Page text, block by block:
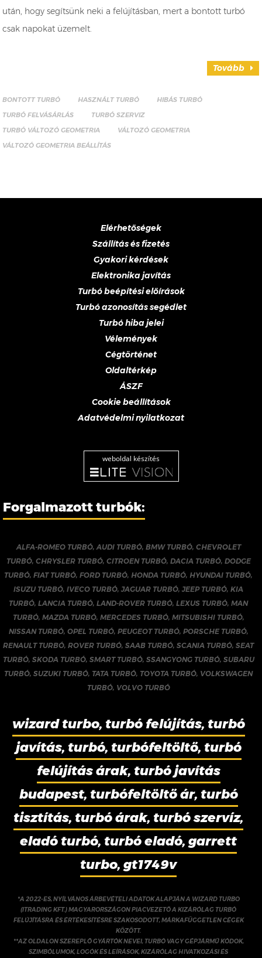
után, hogy segítsünk neki a felújításban, mert a bontott turbó
csak napokat üzemelt.
Tovább
BONTOTT TURBÓ HASZNÁLT TURBÓ
HIBÁS TURBÓ
TURBÓ FELVÁSÁRLÁS
TURBÓ SZERVIZ
TURBÓ VÁLTOZÓ GEOMETRIA
VÁLTOZÓ GEOMETRIA
VÁLTOZÓ GEOMETRIA BEÁLLÍTÁS
Elérhetőségek
Szállítás és fizetés
Gyakori kérdések
Elektronika javítás
Turbó beépítési előírások
Turbó azonosítás segédlet
Turbó hiba jelei
Vélemények
Cégtörténet
Oldaltérkép
ÁSZF
Cookie beállítások
Adatvédelmi nyilatkozat
weboldal készítés
Forgalmazott turbók:
ALFA-ROMEO TURBÓ,AUDI TURBÓ, BMW TURBÓ, CHEVROLET
TURBÓ, CHRYSLER TURBÓ, CITROEN TURBÓ, DACIA TURBÓ, DODGE
TURBÓ,FIAT TURBÓ,FORD TURBÓ, HONDA TURBÓ, HYUNDAI TURBÓ,
ISUZU TURBÓ,IVECO TURBÓ,JAGUAR TURBÓ,JEEP TURBÓ,KIA
TURBÓ,LANCIA TURBÓ,LAND-ROVER TURBÓ,LEXUS TURBÓ,MAN
TURBÓ, MAZDA TURBÓ, MERCEDES TURBÓ, MITSUBISHI TURBÓ,
NISSAN TURBÓ, OPEL TURBÓ, PEUGEOT TURBÓ, PORSCHE TURBÓ,
RENAULT TURBÓ,ROVER TURBÓ,SAAB TURBÓ,SCANIA TURBÓ,SEAT
TURBÓ, SKODA TURBÓ, SMART TURBÓ, SSANGYONG TURBÓ, SUBARU
TURBÓ,SUZUKI TURBÓ, TATA TURBÓ, TOYOTA TURBÓ, VOLKSWAGEN
TURBÓ, VOLVO TURBÓ
wizard turbo, turbó felújítás, turbó
javítás, turbó, turbófeltöltő, turbó
felújítás árak, turbó javítás
budapest, turbófeltöltő ár, turbó
tisztítás, turbó árak, turbó szervíz,
eladó turbó, turbó eladó, garrett
turbo, gt1749v
*A 2022-ES, NYÍLVÁNOS ÁRBEVÉTELI ADATOK ALAPJÁN A WIZARD TURBO
(ITRADING KFT.) MAGYARORSZÁGON PIACVEZETŐ A KIZÁRÓLAG TURBÓ
FELÚJÍTÁSRA ÉS ÉRTÉKESÍTÉSRE SZAKOSODOTT, MÁRKAFÜGGETLEN CÉGEK
KÖZÖTT.
**AZ OLDALON SZEREPLŐ GYÁRTÓK NEVEI, TURBÓ VAGY GÉPJÁRMŰ KÓDOK,
SZIMBÓLUMOK, LOGÓK ÉS LEÍRÁSOK, KIZÁRÓLAG HIVATKOZÁSI ÉS